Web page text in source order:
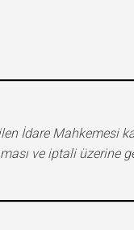
İdare Mahkemesi
ve iptali üzerine